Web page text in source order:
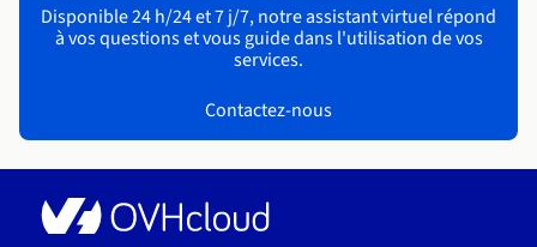
Disponible 24 h/24 et 7 j/7, notre assistant virtuel répond
à vos questions et vous guide dans l'utilisation de vos
services.
Contactez-nous